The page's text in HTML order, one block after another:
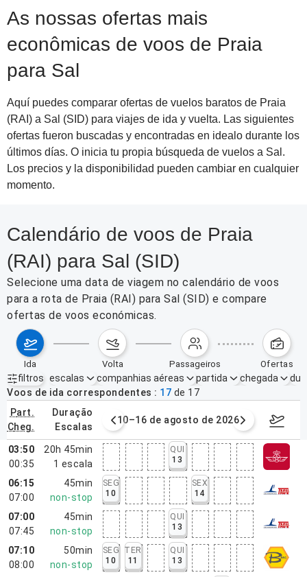
As nossas ofertas mais
econômicas de voos de Praia
para Sal
Aquí puedes comparar ofertas de vuelos baratos de Praia
(RAI) a Sal (SID) para viajes de ida y vuelta. Las siguientes
ofertas fueron buscadas y encontradas en idealo durante los
últimos días. O inicia tu propia búsqueda de vuelos a Sal.
Los precios y la disponibilidad pueden cambiar en cualquier
momento.
Calendário de voos de Praia
(RAI) para Sal (SID)
Selecione uma data de viagem no calendário de voos
para a rota de Praia (RAI) para Sal (SID) e compare
ofertas de voos económicas.
ida volta passageiros ofertas
filtros
Filtros ativos nenhum
escalas companhias aéreas partida chegada
Voos de ida correspondentes
17 de 17
part.
cheg.
duração
escalas
agosto de 2026 10–16 de agosto de 2026 17–23
03:50
00:35
20h 45min
1 escala
QUI
13
06:15
07:00
45min
non-stop
SEG
10
SEX
14
07:00
07:45
45min
non-stop
QUI
13
07:10
08:00
50min
non-stop
SEG
10
TER
11
QUI
13